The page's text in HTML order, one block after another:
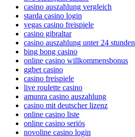
casino auszahlung vergleich
starda casino login
vegas casino freispiele
casino gibraltar
casino auszahlung unter 24 stunden
bing bong casino
online casino willkommensbonus
ggbet casino
casino freispiele
live roulette casino
amunra casino auszahlung
casino mit deutscher lizenz
online casino liste
online casino seriös
novoline casino login